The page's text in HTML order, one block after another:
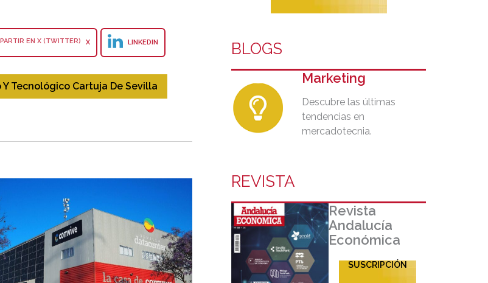
X LINKEDIN
Tecnológico Cartuja De Sevilla
BLOGS
Marketing
Descubre las últimas
tendencias en
mercadotecnia.
REVISTA
Revista
Andalucía
Económica
SUSCRIPCIÓN